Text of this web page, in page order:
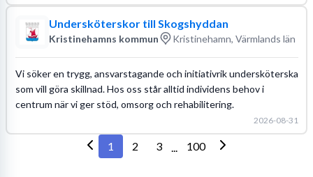
Undersköterskor till Skogshyddan
Kristinehamns kommun Kristinehamn, Värmlands län
Vi söker en trygg, ansvarstagande och initiativrik undersköterska
som vill göra skillnad. Hos oss står alltid individens behov i
centrum när vi ger stöd, omsorg och rehabilitering.
2026-08-31
1 2 3 ... 100